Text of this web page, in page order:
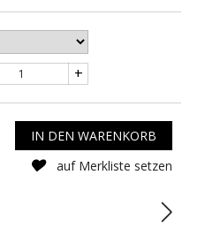
+
IN DEN WARENKORB
auf Merkliste setzen